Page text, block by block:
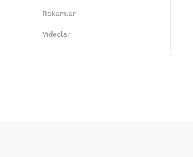
Rakamlar
Videolar